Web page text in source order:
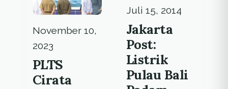
November 10,
2023
PLTS
Cirata
Juli 15, 2014
Jakarta
Post:
Listrik
Pulau Bali